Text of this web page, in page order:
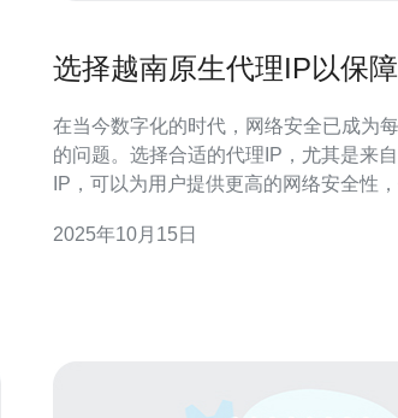
选择越南原生代理IP以保
在当今数字化的时代，网络安全已成为
的问题。选择合适的代理IP，尤其是来
IP，可以为用户提供更高的网络安全性
障网络安全的策略，帮助您在网络世界
2025年10月15日